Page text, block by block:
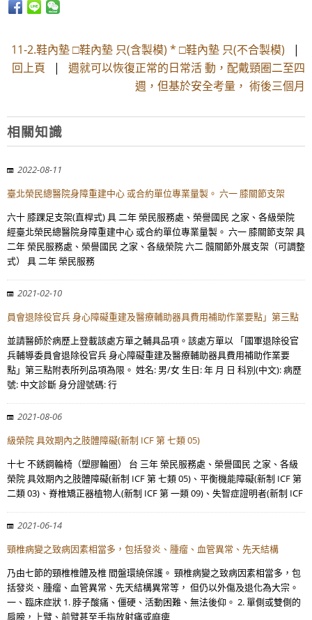
11-2.鞋內墊 □鞋內墊 只(含製模) * □鞋內墊 只(不合製模)
|
回上頁 | 週就可以恢復正常的日常活 動，配戴頸圈二至四
週，但基於安全考量， 術後三個月
相關知識
2022-08-11
臺北榮民總醫院身障重建中心 或合約單位專業量製。 六一 膝關節支架
六十 膝踝足支架(直桿式) 具 二年 榮民服務處、榮譽國民 之家、各級榮院
經臺北榮民總醫院身障重建中心 或合約單位專業量製。 六一 膝關節支架 具
二年 榮民服務處、榮譽國民 之家、各級榮院 六二 髖關節外展支架（可調整
式） 具 二年 榮民服務
2021-02-10
員會退除役官兵 身心障礙重建及醫療輔助器具費用補助作業要點」第三點
並請醫師於病歷上登載該處方單之輔具品項。該處方單以 「國軍退除役官
兵輔導委員會退除役官兵 身心障礙重建及醫療輔助器具費用補助作業要
點」第三點附表所列品項為限。 姓名: 男/女 生日: 年 月 日 科別(中文): 病歷
號: 中文診斷 身分證號碼: 行
2021-08-06
級榮院 具效期內之肢體障礙(新制 ICF 第 七類 05)
十七 不銹鋼輪椅（塑膠輪圈） 台 三年 榮民服務處、榮譽國民 之家、各級
榮院 具效期內之肢體障礙(新制 ICF 第 七類 05)、平衡機能障礙(新制 ICF 第
二類 03)、脊椎矯正器植物人(新制 ICF 第 一類 09)、失智症證明者(新制 ICF
2021-06-14
頸椎病變之致病因素相當多，包括發炎、腫瘤、血管異常、先天結構
乃由七節的頸椎椎體及椎 間盤環繞保護。 頸椎病變之致病因素相當多，包
括發炎、腫瘤、血管異常、先天結構異常等， 但仍以外傷及退化為大宗。
一、臨床症狀 1. 脖子酸痛、僵硬、活動困難、無法後仰。 2. 單側或雙側的
肩膀，上臂、前臂甚至手指放射痛或麻痺